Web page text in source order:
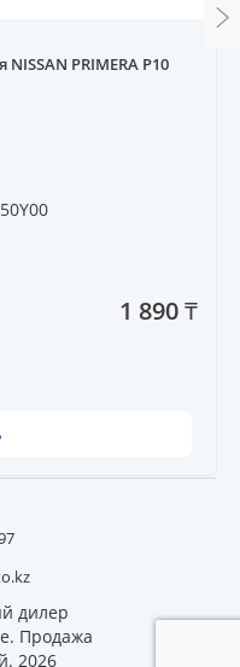
PRIMERA P10
1 890 ₸
дилер
Продажа
2026